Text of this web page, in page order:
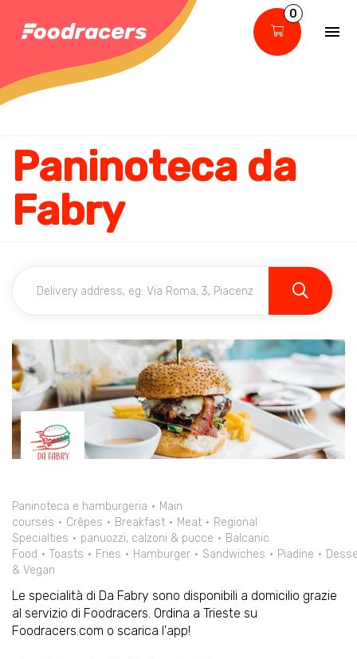
0
Paninoteca da
Fabry
Paninoteca e hamburgeria
Main
courses
Crêpes Breakfast Meat
Regional
Specialties
panuozzi, calzoni & pucce
Balcanic
Food
Toasts Fries Hamburger Sandwiches Piadine
& Vegan
Le specialità di Da Fabry sono disponibili a domicilio grazie
al servizio di Foodracers. Ordina a Trieste su
Foodracers.com o scarica l'app!